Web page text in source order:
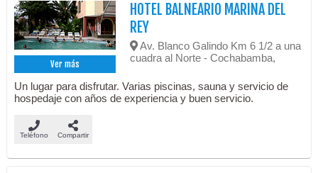
Ver más
HOTEL BALNEARIO MARINA DEL
REY
Av. Blanco Galindo Km 6 1/2 a una
cuadra al Norte - Cochabamba,
Un lugar para disfrutar. Varias piscinas, sauna y servicio de
hospedaje con años de experiencia y buen servicio.
Teléfono Compartir